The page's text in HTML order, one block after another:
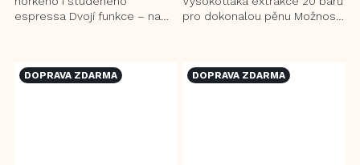
espressa Dvojí funkce – na
pro dokonalou pěnu Možnost
DOPRAVA ZDARMA DOPRAVA ZDARMA